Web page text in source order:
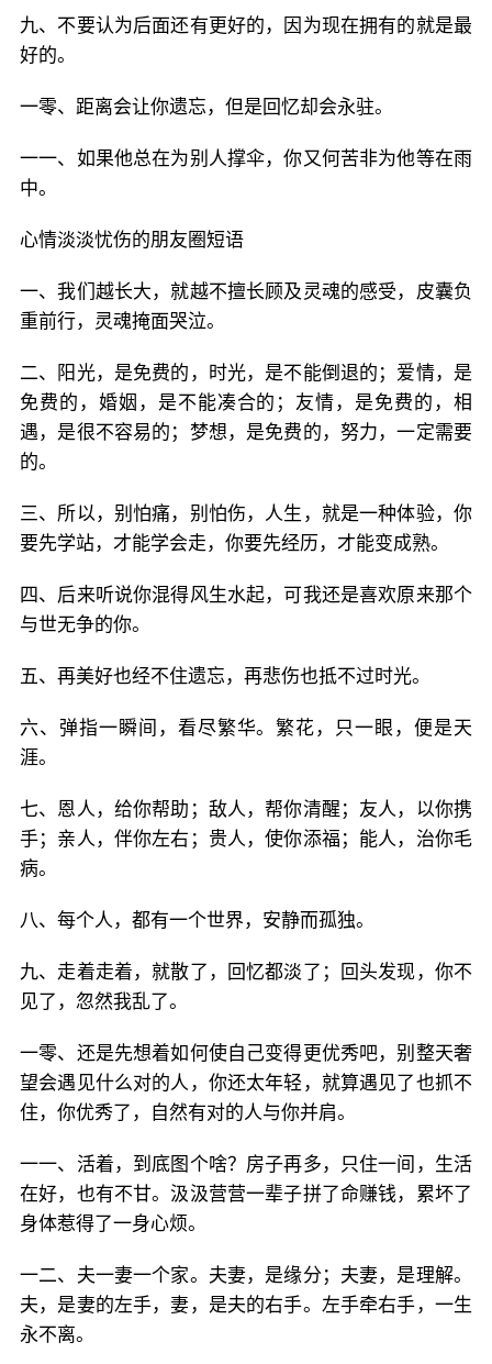
九、不要认为后面还有更好的，因为现在拥有的就是最
好的。
一零、距离会让你遗忘，但是回忆却会永驻。
一一、如果他总在为别人撑伞，你又何苦非为他等在雨
中。
心情淡淡忧伤的朋友圈短语
一、我们越长大，就越不擅长顾及灵魂的感受，皮囊负
重前行，灵魂掩面哭泣。
二、阳光，是免费的，时光，是不能倒退的；爱情，是
免费的，婚姻，是不能凑合的；友情，是免费的，相
遇，是很不容易的；梦想，是免费的，努力，一定需要
的。
三、所以，别怕痛，别怕伤，人生，就是一种体验，你
要先学站，才能学会走，你要先经历，才能变成熟。
四、后来听说你混得风生水起，可我还是喜欢原来那个
与世无争的你。
五、再美好也经不住遗忘，再悲伤也抵不过时光。
六、弹指一瞬间，看尽繁华。繁花，只一眼，便是天
涯。
七、恩人，给你帮助；敌人，帮你清醒；友人，以你携
手；亲人，伴你左右；贵人，使你添福；能人，治你毛
病。
八、每个人，都有一个世界，安静而孤独。
九、走着走着，就散了，回忆都淡了；回头发现，你不
见了，忽然我乱了。
一零、还是先想着如何使自己变得更优秀吧，别整天奢
望会遇见什么对的人，你还太年轻，就算遇见了也抓不
住，你优秀了，自然有对的人与你并肩。
一一、活着，到底图个啥？房子再多，只住一间，生活
在好，也有不甘。汲汲营营一辈子拼了命赚钱，累坏了
身体惹得了一身心烦。
一二、夫一妻一个家。夫妻，是缘分；夫妻，是理解。
夫，是妻的左手，妻，是夫的右手。左手牵右手，一生
永不离。